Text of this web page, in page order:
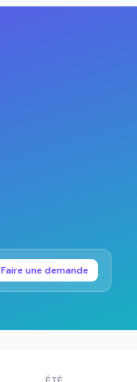
Faire une demande